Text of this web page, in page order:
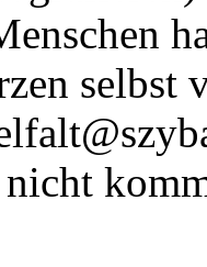
selbst